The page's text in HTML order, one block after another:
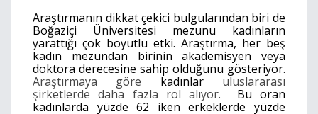
Araştırmanın dikkat çekici bulgularından biri de
Boğaziçi Üniversitesi mezunu kadınların
yarattığı çok boyutlu etki. Araştırma, her beş
kadın mezundan birinin akademisyen veya
doktora derecesine sahip olduğunu gösteriyor.
Araştırmaya göre kadınlar uluslararası
şirketlerde daha fazla rol alıyor.
Bu oran
kadınlarda yüzde 62 iken erkeklerde yüzde